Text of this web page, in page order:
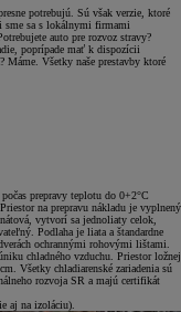
potrebujú. Sú však verzie, ktoré
sme sa s lokálnymi firmami
auto pre rozvoz stravy?
poprípade mať k dispozícii
Máme. Všetky naše prestavby ktoré
prepravy teplotu do 0+2°C
na prepravu nákladu je vyplnený
vytvorí sa jednoliaty celok,
Podlaha je liata a štandardne
ochrannými rohovými lištami.
chladného vzduchu. Priestor ložnej
Všetky chladiarenské zariadenia sú
rozvoja SR a majú certifikát
aj na izoláciu).